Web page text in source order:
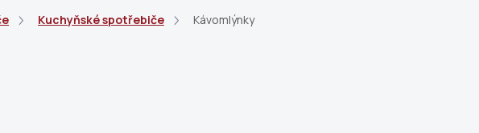
Kuchyňské spotřebiče Kávomlýnky